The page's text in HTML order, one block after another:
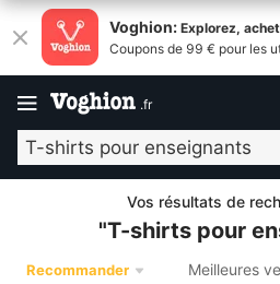
Voghion: Explorez,
Coupons de 99 € pour les
.fr
Vos résultats de
"T-shirts pour
Recommander Meilleures